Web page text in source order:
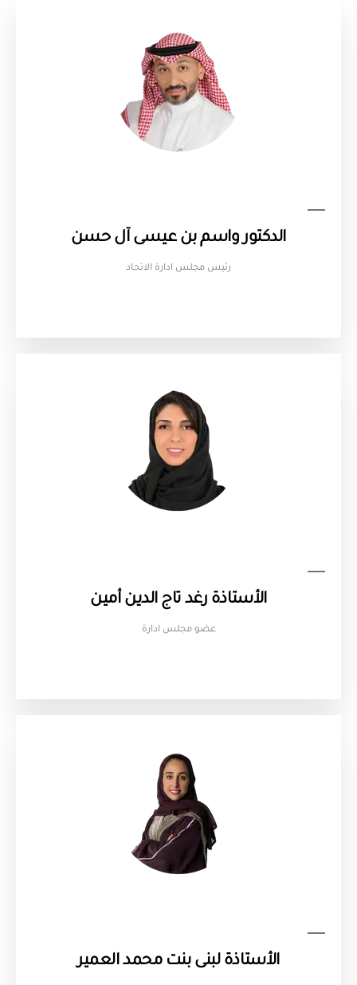
الدكتور واسم بن عيسى آل حسن
رئيس مجلس ادارة الاتحاد
الأستاذة رغد تاج الدين أمين
عضو مجلس ادارة​
الأستاذة لبنى بنت محمد العمير